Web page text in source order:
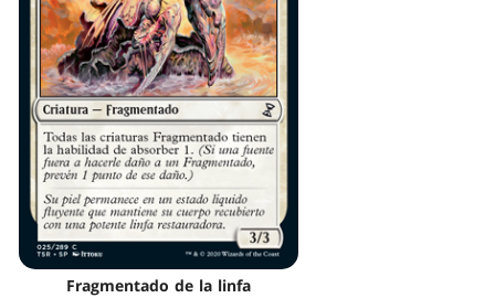
Fragmentado de la linfa